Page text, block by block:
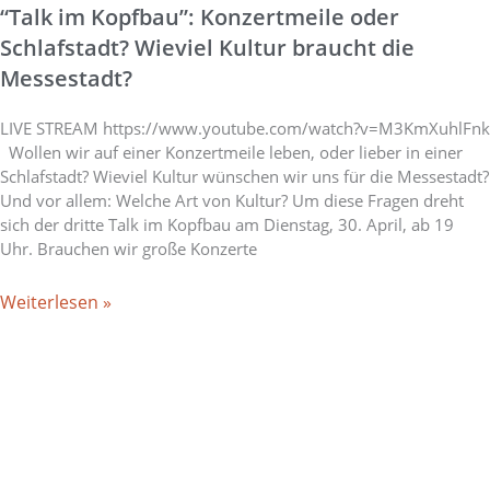
“Talk im Kopfbau”: Konzertmeile oder
Schlafstadt? Wieviel Kultur braucht die
Messestadt?
LIVE STREAM https://www.youtube.com/watch?v=M3KmXuhlFnk
Wollen wir auf einer Konzertmeile leben, oder lieber in einer
Schlafstadt? Wieviel Kultur wünschen wir uns für die Messestadt?
Und vor allem: Welche Art von Kultur? Um diese Fragen dreht
sich der dritte Talk im Kopfbau am Dienstag, 30. April, ab 19
Uhr. Brauchen wir große Konzerte
Weiterlesen »